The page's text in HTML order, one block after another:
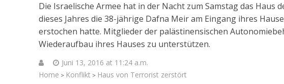
Die Israelische Armee hat in der Nacht zum Samstag das Haus
dieses Jahres die 38-jährige Dafna Meir am Eingang ihres
erstochen hatte. Mitglieder der palästinensischen
Wiederaufbau ihres Hauses zu unterstützen.
Juni 13, 2016 at 11:24 a.m.
Home > Konflikt > Haus von Terrorist zerstört